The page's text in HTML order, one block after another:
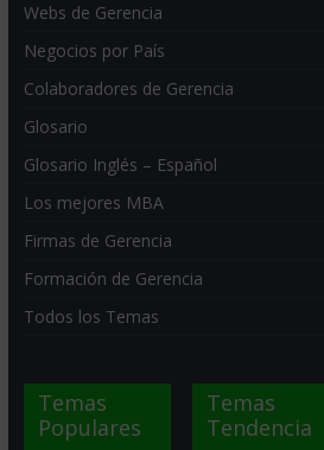
Webs de Gerencia
Negocios por País
Colaboradores de Gerencia
Glosario
Glosario Inglés – Español
Los mejores MBA
Firmas de Gerencia
Formación de Gerencia
Todos los Temas
Temas
Populares
Temas
Tendencia